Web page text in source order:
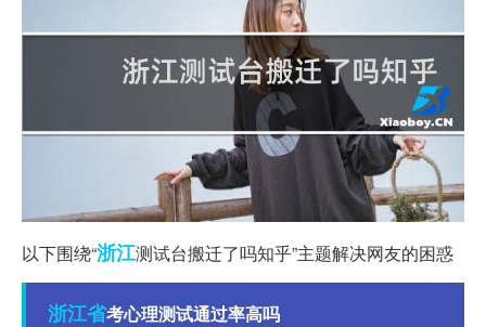
以下围绕“浙江测试台搬迁了吗知乎”主题解决网友的困惑
浙江省考心理测试通过率高吗